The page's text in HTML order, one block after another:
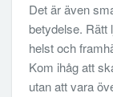
Det är även
betydelse. Rätt
helst och
Kom ihåg att
utan att vara